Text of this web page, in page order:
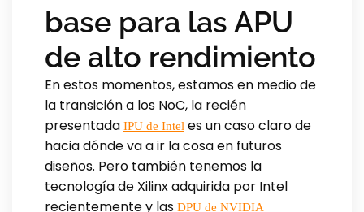
base para las APU
de alto rendimiento
En estos momentos, estamos en medio de
la transición a los NoC, la recién
presentada IPU de Intel es un caso claro de
hacia dónde va a ir la cosa en futuros
diseños. Pero también tenemos la
tecnología de Xilinx adquirida por Intel
recientemente y las DPU de NVIDIA